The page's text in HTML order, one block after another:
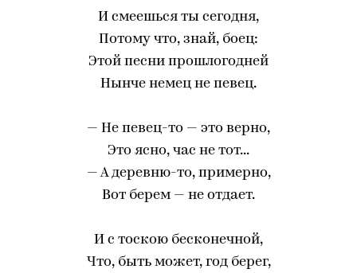
И смеешься ты сегодня,
Потому что, знай, боец:
Этой песни прошлогодней
Нынче немец не певец.
— Не певец-то — это верно,
Это ясно, час не тот...
— А деревню-то, примерно,
Вот берем — не отдает.
И с тоскою бесконечной,
Что, быть может, год берег,